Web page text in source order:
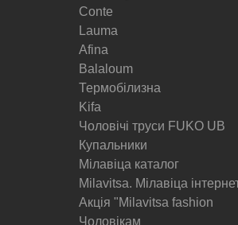
Conte
Lauma
Afina
Balaloum
Термобілизна
Kifa
Чоловічі труси FUKO UB
Купальники
Мілавіца каталог
Milavitsa. Мілавіца
Акція "Milavitsa fashion
Чоловікам